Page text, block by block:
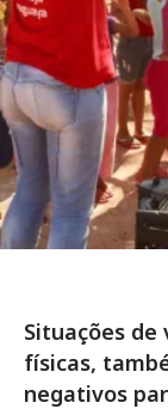
Situações de
físicas,
negativos